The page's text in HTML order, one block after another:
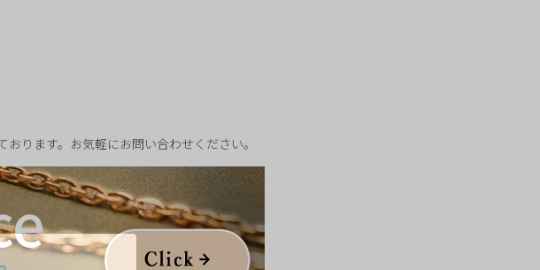
命も大きく動き出す。
ないかつての友と向き合わなければならな
ります。お気軽にお問い合わせください。